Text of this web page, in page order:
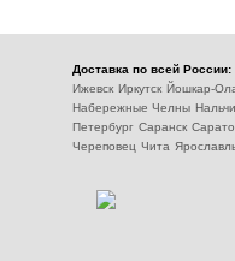
Доставка по всей России:
Ижевск Иркутск Йошкар-
Набережные Челны
Петербург Саранск
Череповец Чита